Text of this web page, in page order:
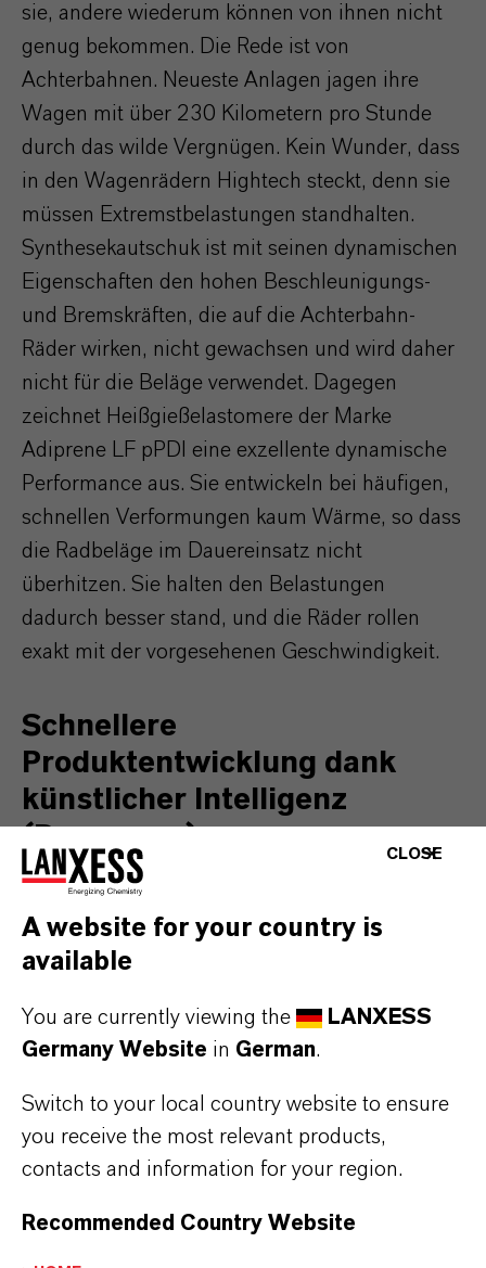
sie, andere wiederum können von ihnen nicht
genug bekommen. Die Rede ist von
Achterbahnen. Neueste Anlagen jagen ihre
Wagen mit über 230 Kilometern pro Stunde
durch das wilde Vergnügen. Kein Wunder, dass
in den Wagenrädern Hightech steckt, denn sie
müssen Extremstbelastungen standhalten.
Synthesekautschuk ist mit seinen dynamischen
Eigenschaften den hohen Beschleunigungs-
und Bremskräften, die auf die Achterbahn-
Räder wirken, nicht gewachsen und wird daher
nicht für die Beläge verwendet. Dagegen
zeichnet Heißgießelastomere der Marke
Adiprene LF pPDI eine exzellente dynamische
Performance aus. Sie entwickeln bei häufigen,
schnellen Verformungen kaum Wärme, so dass
die Radbeläge im Dauereinsatz nicht
überhitzen. Sie halten den Belastungen
dadurch besser stand, und die Räder rollen
exakt mit der vorgesehenen Geschwindigkeit.
Schnellere
Produktentwicklung dank
künstlicher Intelligenz
(Dormagen)
Durch den Einsatz künstlicher Intelligenz (KI)
will der Spezialchemie-Konzern die
Entwicklungszeit neuer Materialien deutlich
Citrine Informatics, einem KI-Unternehmen aus
den USA, das sich auf die softwaregestützte
Entwicklung chemischer Produkte spezialisiert
hat.
Beide Unternehmen haben jetzt ein Pilotprojekt
gestartet, um das Potenzial von KI bei der
CLOSE
A website for your country is
available
You are currently viewing the
LANXESS
Germany Website in German.
Switch to your local country website to ensure
you receive the most relevant products,
contacts and information for your region.
Recommended Country Website